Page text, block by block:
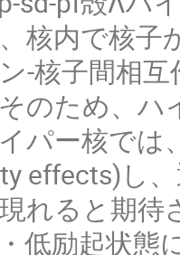
核内で核
-核子間相
のため、ハ
パー核では
effects)し
れると期待
低励起状態